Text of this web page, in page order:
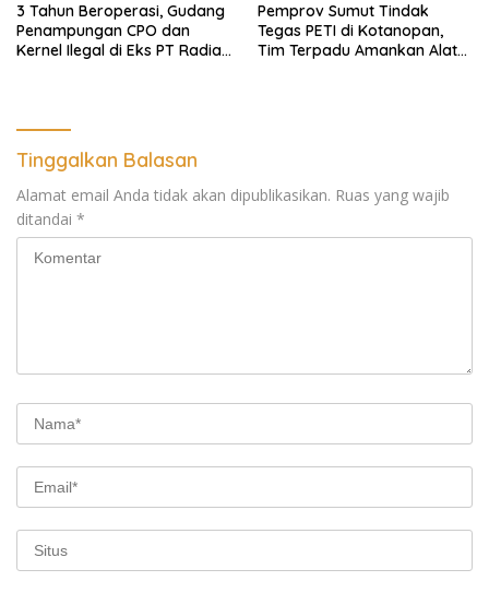
3 Tahun Beroperasi, Gudang
Penampungan CPO dan
Kernel Ilegal di Eks PT Radian
Pemprov Sumut Tindak
Tegas PETI di Kotanopan,
Tim Terpadu Amankan Alat
Tinggalkan Balasan
Alamat email Anda tidak akan dipublikasikan. Ruas yang wajib
ditandai *